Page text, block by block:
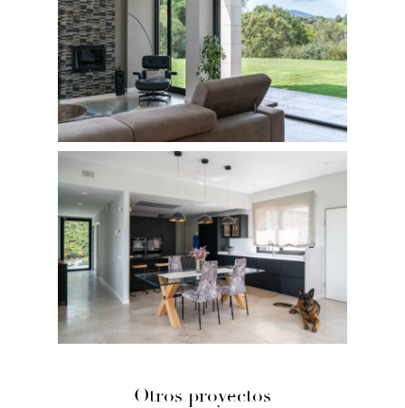
Otros proyectos